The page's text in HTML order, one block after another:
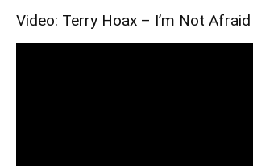
Video: Terry Hoax – I’m Not